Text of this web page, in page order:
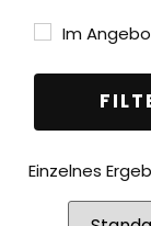
Im
Einzelnes